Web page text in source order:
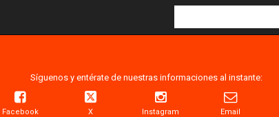
Síguenos y entérate de nuestras informaciones al instante:
Facebook X Instagram Email